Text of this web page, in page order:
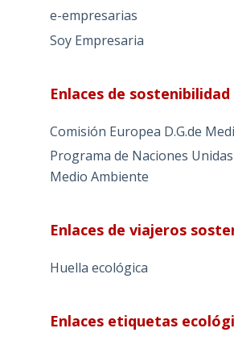
e-empresarias
Soy Empresaria
Enlaces de sostenibilidad
Comisión Europea D.G.de
Programa de Naciones
Medio Ambiente
Enlaces de viajeros
Huella ecológica
Enlaces etiquetas